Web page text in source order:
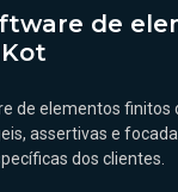
de
de elementos finitos
assertivas e
dos clientes.